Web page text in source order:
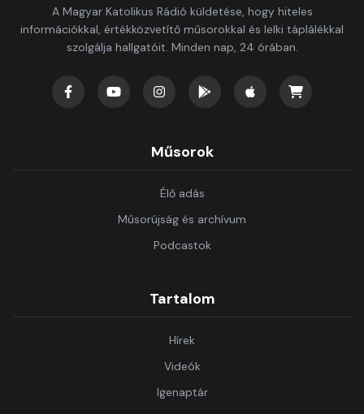
A Magyar Katolikus Rádió küldetése, hogy hiteles
információkkal, értékközvetítő műsorokkal és lelki táplálékkal
szolgálja hallgatóit. Minden nap, 24 órában.
Műsorok
Élő adás
Műsorújság és archívum
Podcastok
Tartalom
Hírek
Videók
Igenaptár